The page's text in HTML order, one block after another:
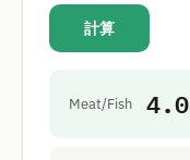
計算
Meat/Fish 4.0